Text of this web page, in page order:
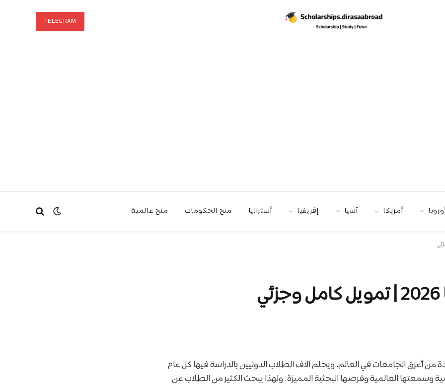
TELEGRAM
أمريكا آسيا إفريقيا أستراليا منح الحكومات منح عالمية
أعرق الجامعات في العالم، ويحلم آلاف الطلاب الدوليين بالدراسة فيها كل عام
وسمعتها العالمية وفرصها البحثية المميزة. ولهذا يبحث الكثير من الطلاب عن